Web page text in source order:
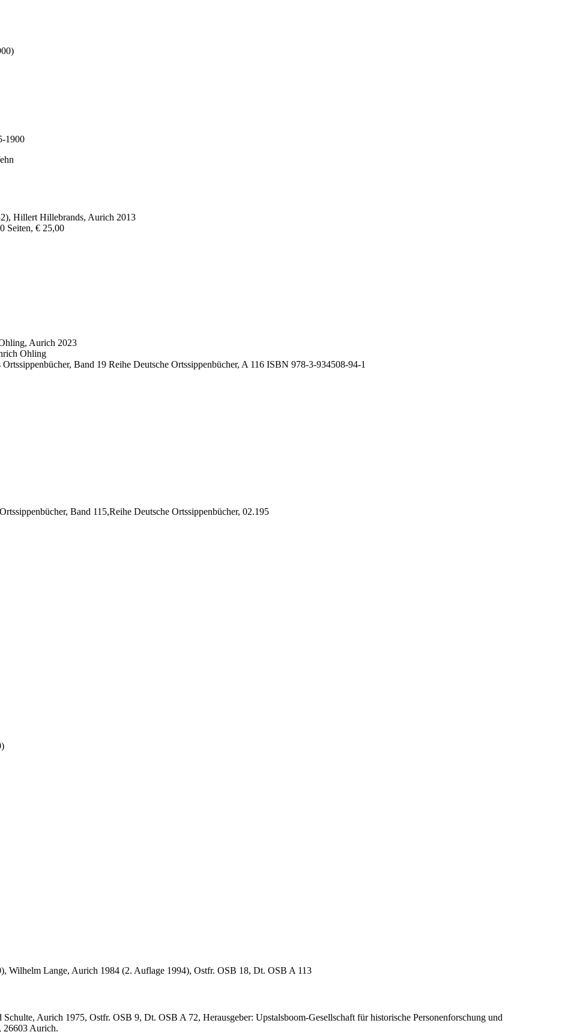
1900
Hillert Hillebrands, Aurich 2013
Seiten, € 25,00
Aurich 2023
Ohling
Band 19 Reihe Deutsche Ortssippenbücher, A 116 ISBN 978-3-934508-94-1
Band 115,Reihe Deutsche Ortssippenbücher, 02.195
Wilhelm Lange, Aurich 1984 (2. Auflage 1994), Ostfr. OSB 18, Dt. OSB A 113
Aurich 1975, Ostfr. OSB 9, Dt. OSB A 72, Herausgeber: Upstalsboom-Gesellschaft für historische Personenforschung und
26603 Aurich.